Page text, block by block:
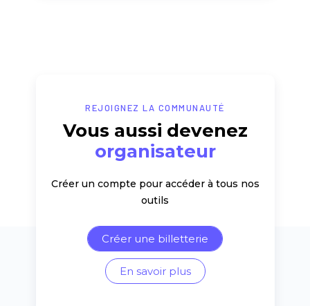
REJOIGNEZ LA COMMUNAUTÉ
Vous aussi devenez
organisateur
Créer un compte pour accéder à tous nos
outils
Créer une billetterie
En savoir plus